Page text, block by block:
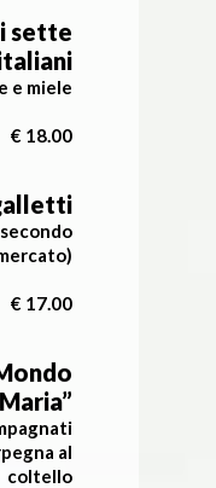
sette
e miele
€ 18.00
€ 17.00
al
coltello